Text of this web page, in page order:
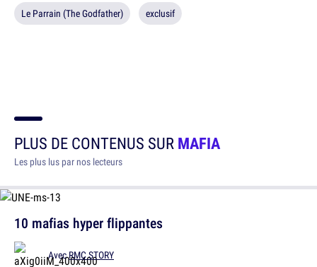
Le Parrain (The Godfather) exclusif
PLUS DE CONTENUS SURMAFIA
Les plus lus par nos lecteurs
10 mafias hyper flippantes
AvecRMC STORY